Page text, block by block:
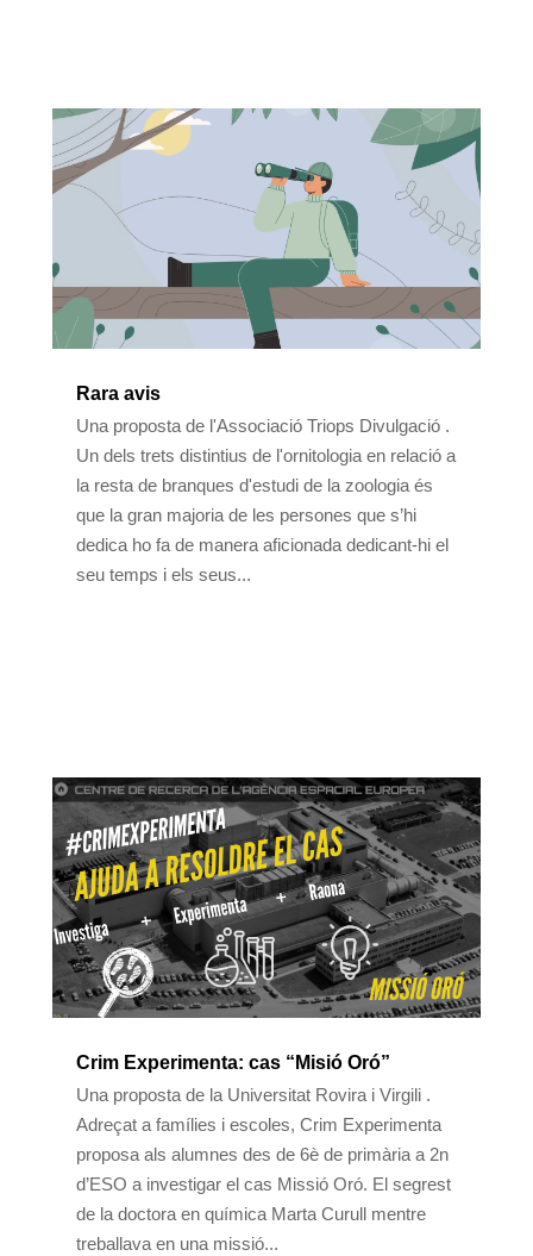
Rara avis
Una proposta de l'Associació Triops Divulgació .
Un dels trets distintius de l'ornitologia en relació a
la resta de branques d'estudi de la zoologia és
que la gran majoria de les persones que s’hi
dedica ho fa de manera aficionada dedicant-hi el
seu temps i els seus...
Crim Experimenta: cas “Misió Oró”
Una proposta de la Universitat Rovira i Virgili .
Adreçat a famílies i escoles, Crim Experimenta
proposa als alumnes des de 6è de primària a 2n
d’ESO a investigar el cas Missió Oró. El segrest
de la doctora en química Marta Curull mentre
treballava en una missió...